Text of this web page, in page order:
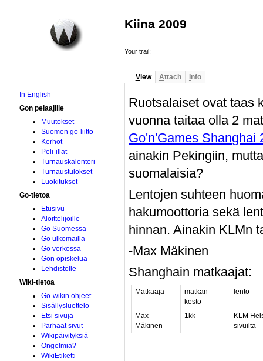
Kiina 2009
Your trail:
View Attach Info
Ruotsalaiset ovat taas
vuonna taitaa olla 2
Go'n'Games Shanghai
ainakin Pekingiin,
suomalaisia?
Lentojen suhteen
hakumoottoria sekä
hinnan. Ainakin KLMn
-Max Mäkinen
Shanghain matkaajat:
Matkaaja
matkan
kesto
lento
Max
Mäkinen
1kk
KLM
sivuilta
In English
Gon pelaajille
Muutokset
Suomen go-liitto
Kerhot
Peli-illat
Turnauskalenteri
Turnaustulokset
Luokitukset
Go-tietoa
Etusivu
Aloittelijoille
Go Suomessa
Go ulkomailla
Go verkossa
Gon opiskelua
Lehdistölle
Wiki-tietoa
Go-wikin ohjeet
Sisällysluettelo
Etsi sivuja
Parhaat sivut
Wikipäivityksiä
Ongelmia?
WikiEtiketti